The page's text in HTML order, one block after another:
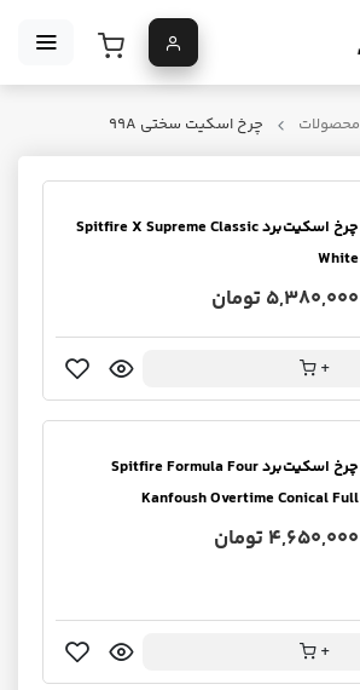
محصولات چرخ اسکیت سختی 99A
چرخ اسکیت‌برد Spitfire X Supreme Classic
White
5,380,000 تومان
+
چرخ اسکیت‌برد Spitfire Formula Four
Kanfoush Overtime Conical Full
4,650,000 تومان
+